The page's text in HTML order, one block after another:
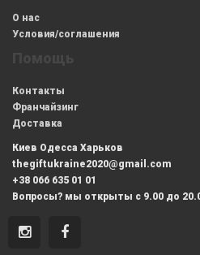
О нас
Условия/соглашения
Контакты
Франчайзинг
Доставка
Киев Одесса Харьков
thegiftukraine2020@gmail.com
+38 066 635 01 01
Вопросы? мы открыты с 9.00 до